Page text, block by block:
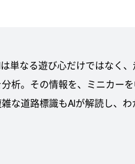
単なる遊び心だけではなく
析。その情報を、ミニカー
な道路標識もAIが解読し、